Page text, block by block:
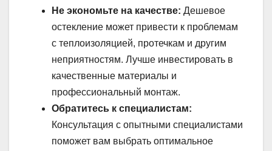
Не экономьте на качестве: Дешевое
остекление может привести к проблемам
с теплоизоляцией, протечкам и другим
неприятностям. Лучше инвестировать в
качественные материалы и
профессиональный монтаж.
Обратитесь к специалистам:
Консультация с опытными специалистами
поможет вам выбрать оптимальное